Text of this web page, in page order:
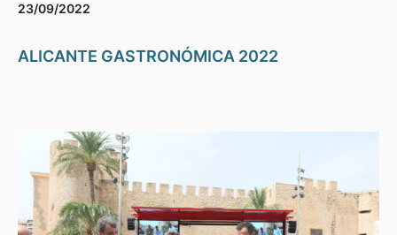
23/09/2022
ALICANTE GASTRONÓMICA 2022